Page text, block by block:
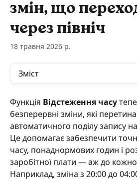
змін, що
через північ
18 травня 2026 р.
Зміст
Функція Відстеження часу
безперервні зміни, які
автоматичного поділу запису
Це допомагає забезпечити
часу, понаднормових годин і
заробітної плати — аж до
Наприклад, зміна з 20:00 до